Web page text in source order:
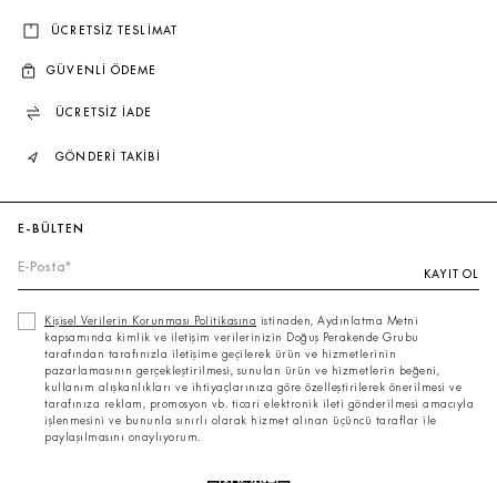
ÜCRETSİZ TESLİMAT
GÜVENLİ ÖDEME
ÜCRETSİZ İADE
GÖNDERİ TAKİBİ
E-BÜLTEN
KAYIT OL
Kişisel Verilerin Korunması Politikasına istinaden, Aydınlatma Metni
kapsamında kimlik ve iletişim verilerinizin Doğuş Perakende Grubu
tarafından tarafınızla iletişime geçilerek ürün ve hizmetlerinin
pazarlamasının gerçekleştirilmesi, sunulan ürün ve hizmetlerin beğeni,
kullanım alışkanlıkları ve ihtiyaçlarınıza göre özelleştirilerek önerilmesi ve
tarafınıza reklam, promosyon vb. ticari elektronik ileti gönderilmesi amacıyla
işlenmesini ve bununla sınırlı olarak hizmet alınan üçüncü taraflar ile
paylaşılmasını onaylıyorum.